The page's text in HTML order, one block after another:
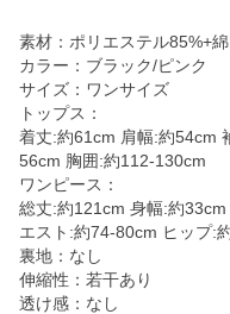
素材：ポリエステル85%+
カラー：ブラック/ピンク
サイズ：ワンサイズ
トップス：
着丈:約61cm 肩幅:約54cm
56cm 胸囲:約112-130cm
ワンピース：
総丈:約121cm 身幅:約
エスト:約74-80cm ヒップ:
裏地：なし
伸縮性：若干あり
透け感：なし